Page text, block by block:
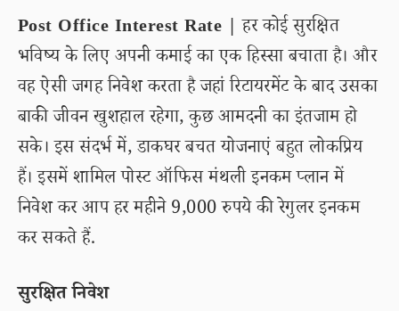
Post Office Interest Rate | हर कोई सुरक्षित
भविष्य के लिए अपनी कमाई का एक हिस्सा बचाता है। और
वह ऐसी जगह निवेश करता है जहां रिटायरमेंट के बाद उसका
बाकी जीवन खुशहाल रहेगा, कुछ आमदनी का इंतजाम हो
सके। इस संदर्भ में, डाकघर बचत योजनाएं बहुत लोकप्रिय
हैं। इसमें शामिल पोस्ट ऑफिस मंथली इनकम प्लान में
निवेश कर आप हर महीने 9,000 रुपये की रेगुलर इनकम
कर सकते हैं.
सुरक्षित निवेश